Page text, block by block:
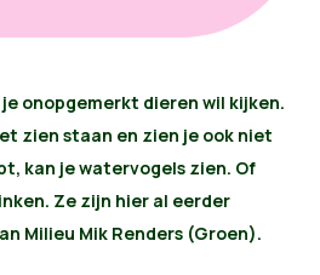
je onopgemerkt dieren wil kijken.
zien staan en zien je ook niet
kan je watervogels zien. Of
Ze zijn hier al eerder
Milieu Mik Renders (Groen).